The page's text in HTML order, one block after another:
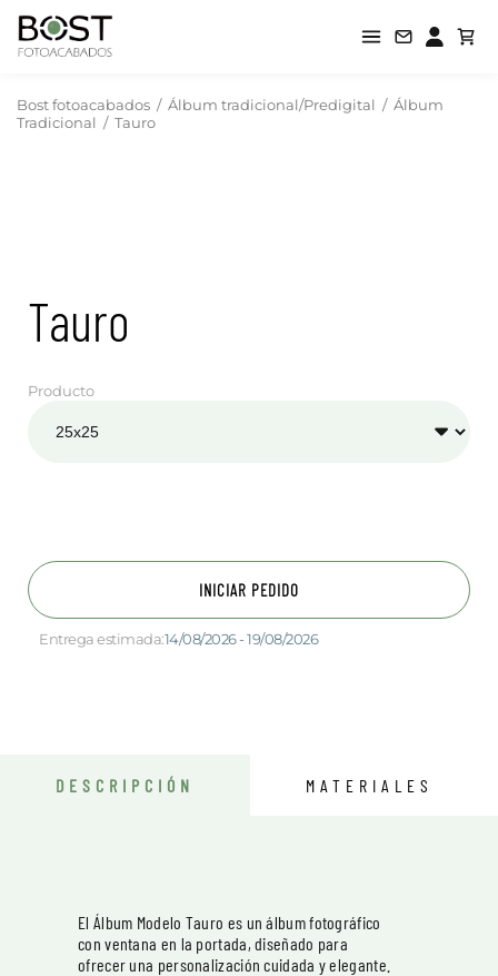
Bost fotoacabados / Álbum tradicional/Predigital / Álbum
Tradicional / Tauro
Tauro
Producto
INICIAR PEDIDO
Entrega estimada:14/08/2026 - 19/08/2026
DESCRIPCIÓN MATERIALES
El Álbum Modelo Tauro es un álbum fotográfico
con ventana en la portada, diseñado para
ofrecer una personalización cuidada y elegante.